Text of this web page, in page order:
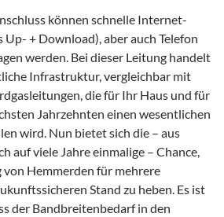
können schnelle Internet-
+ Download), aber auch Telefon
werden. Bei dieser Leitung handelt
Infrastruktur, vergleichbar mit
die für Ihr Haus und für
Jahrzehnten einen wesentlichen
wird. Nun bietet sich die – aus
auf viele Jahre einmalige – Chance,
Hemmerden für mehrere
Stand zu heben. Es ist
der Bandbreitenbedarf in den